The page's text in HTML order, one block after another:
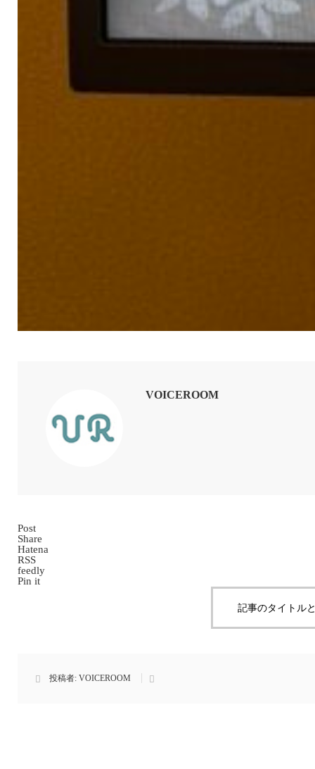
VOICEROOM
Post
Share
Hatena
RSS
feedly
Pin it
記事のタイトル
投稿者: VOICEROOM